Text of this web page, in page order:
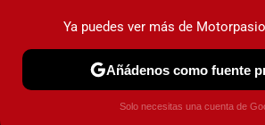
MENÚ
COCHES ELÉCTRICOS
Ya puedes ver más de
Añádenos como fuente
Solo necesitas una cuenta de